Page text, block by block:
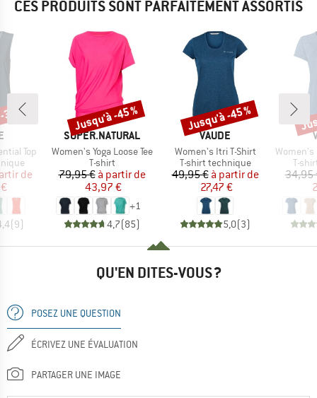
CES PRODUITS SONT PARFAITEMENT ASSORTIS
Top
réduit
de
(9)
%
MARQUE
SUPER.NATURAL
Article
Women's Yoga Loose Tee
Product group
T-shirt
Prix
79,95 € Prix réduit
à partir de
43,97 €
+1
4,7(85)
Remise
Jusqu'à -45 %
MARQUE
VAUDE
Article
Women's Itri T-Shirt
Product group
T-shirt technique
Prix
49,95 € Prix réduit
à partir de
27,47 €
5,0(3)
Remise
Jusqu'à -45 %
Article
Women's
T-
34,95
QU'EN DITES-VOUS ?
POSEZ UNE QUESTION
ÉCRIVEZ UNE ÉVALUATION
PARTAGER UNE IMAGE